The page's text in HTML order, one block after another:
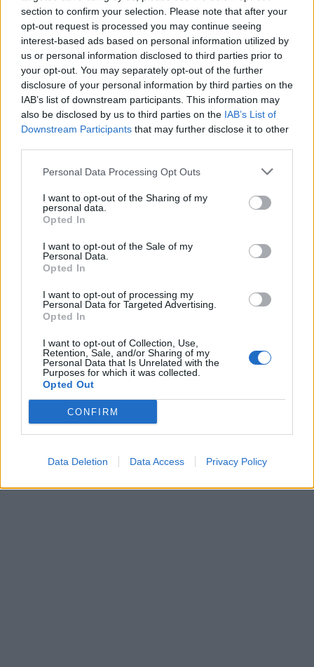
section to confirm your selection. Please note that after your
opt-out request is processed you may continue seeing
interest-based ads based on personal information utilized by
us or personal information disclosed to third parties prior to
your opt-out. You may separately opt-out of the further
disclosure of your personal information by third parties on the
IAB’s list of downstream participants. This information may
also be disclosed by us to third parties on the IAB’s List of
Downstream Participants that may further disclose it to other
Personal Data Processing Opt Outs
I want to opt-out of the Sharing of my
personal data.
Opted In
I want to opt-out of the Sale of my
Personal Data.
Opted In
I want to opt-out of processing my
Personal Data for Targeted Advertising.
Opted In
I want to opt-out of Collection, Use,
Retention, Sale, and/or Sharing of my
Personal Data that Is Unrelated with the
Purposes for which it was collected.
Opted Out
CONFIRM
Data Deletion Data Access Privacy Policy
ДЕМОЛИРАЊЕ НА ФИЛИПЧЕ:
Мицкоски откри дека
човекот појма нема од
ништо, освен за кеш
ПРЕДУПРЕДЕНИ СЕ: „Бугарија
итно ја преиспитува својата
одлука“
СУДСКАТА МАФИЈА РАБОТИ
ВАКА - Судијата Вулнет Винца
е пензиониран, три дена
откако му го врати пасошот
на бизнисменот Марковски
Северна Кореја и Русија градат
Исчезнаа десетмина
Непалец
БЕЛ ШТРАЈК НА ГРАНИЦИТЕ:
чека и пет часа
ТЕМПЕРАТУРАТА ВО СРЕДА ЌЕ
(Видео) СНИМКА СО ПАРИ КОИ
ЈА НАПУШТААТ АЛБАНИЈА, се